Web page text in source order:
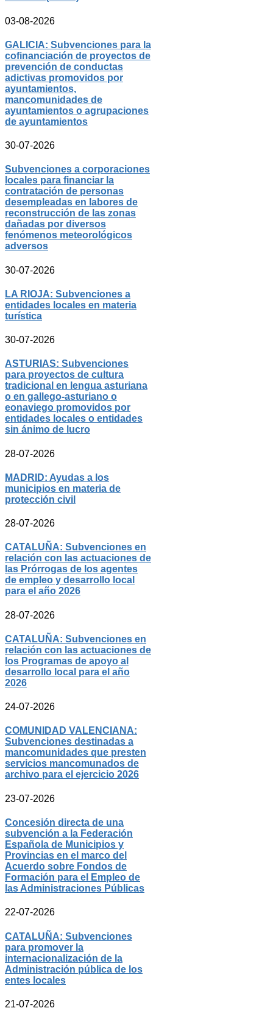
03-08-2026
GALICIA: Subvenciones para la
cofinanciación de proyectos de
prevención de conductas
adictivas promovidos por
ayuntamientos,
mancomunidades de
ayuntamientos o agrupaciones
de ayuntamientos
30-07-2026
Subvenciones a corporaciones
locales para financiar la
contratación de personas
desempleadas en labores de
reconstrucción de las zonas
dañadas por diversos
fenómenos meteorológicos
adversos
30-07-2026
LA RIOJA: Subvenciones a
entidades locales en materia
turística
30-07-2026
ASTURIAS: Subvenciones
para proyectos de cultura
tradicional en lengua asturiana
o en gallego-asturiano o
eonaviego promovidos por
entidades locales o entidades
sin ánimo de lucro
28-07-2026
MADRID: Ayudas a los
municipios en materia de
protección civil
28-07-2026
CATALUÑA: Subvenciones en
relación con las actuaciones de
las Prórrogas de los agentes
de empleo y desarrollo local
para el año 2026
28-07-2026
CATALUÑA: Subvenciones en
relación con las actuaciones de
los Programas de apoyo al
desarrollo local para el año
2026
24-07-2026
COMUNIDAD VALENCIANA:
Subvenciones destinadas a
mancomunidades que presten
servicios mancomunados de
archivo para el ejercicio 2026
23-07-2026
Concesión directa de una
subvención a la Federación
Española de Municipios y
Provincias en el marco del
Acuerdo sobre Fondos de
Formación para el Empleo de
las Administraciones Públicas
22-07-2026
CATALUÑA: Subvenciones
para promover la
internacionalización de la
Administración pública de los
entes locales
21-07-2026